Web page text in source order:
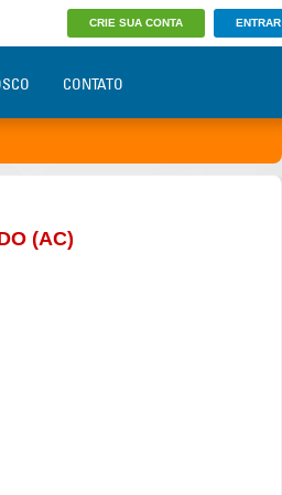
CRIE SUA CONTA ENTRAR
CONTATO
(AC)